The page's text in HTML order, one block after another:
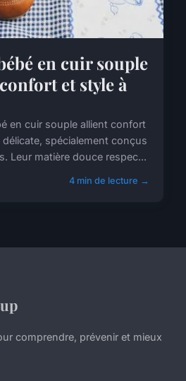
en cuir souple
et style à
en cuir souple allient confort
spécialement conçus
Leur matière douce respec...
4 min de lecture →
comprendre, prévenir et mieux